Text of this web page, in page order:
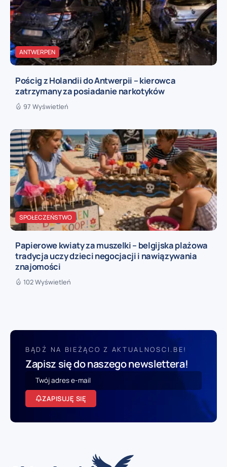
ANTWERPEN
Pościg z Holandii do Antwerpii – kierowca
zatrzymany za posiadanie narkotyków
97 Wyświetleń
SPOŁECZEŃSTWO
Papierowe kwiaty za muszelki – belgijska plażowa
tradycja uczy dzieci negocjacji i nawiązywania
znajomości
102 Wyświetleń
BĄDŹ NA BIEŻĄCO Z AKTUALNOSCI.BE!
Zapisz się do naszego newslettera!
ZAPISUJĘ SIĘ